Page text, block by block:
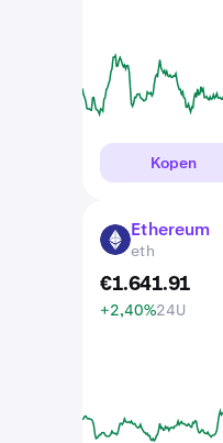
Kopen
ETH Ethereum
eth
€1.641.91
+2,40%24U